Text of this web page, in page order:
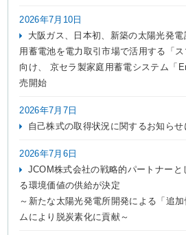
2026年7月10日
大阪ガス、日本初、新築の太陽光発
用蓄電池を電力取引市場で活用する「
向け、 京セラ製家庭用蓄電システム「
売開始
2026年7月7日
自己株式の取得状況に関するお知らせ
2026年7月6日
JCOM株式会社の戦略的パートナーと
る環境価値の供給が決定
～新たな太陽光発電所開発による「追
ムにより脱炭素化に貢献～